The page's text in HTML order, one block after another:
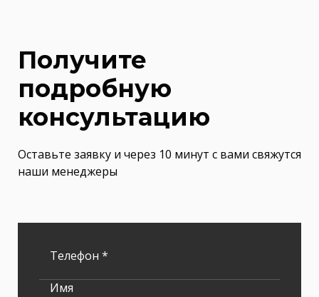
Получите
подробную
консультацию
Оставьте заявку и через 10 минут с вами свяжутся
наши менеджеры
Телефон *
Имя